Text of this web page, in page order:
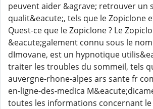
peuvent aider &agrave; retrouver un
qualit&eacute;, tels que le Zopiclone
Quest-ce que le Zopiclone ? Le
&eacute;galement connu sous le
dImovane, est un hypnotique
traiter les troubles du sommeil, tels
auvergne-rhone-alpes ars sante fr
en-ligne-des-medica
toutes les informations concernant le